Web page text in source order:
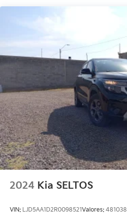
2024 Kia SELTOS
VIN: LJD5AA1D2R0098521Valores: 481038